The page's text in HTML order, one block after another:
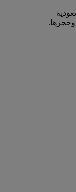
وحجزها.